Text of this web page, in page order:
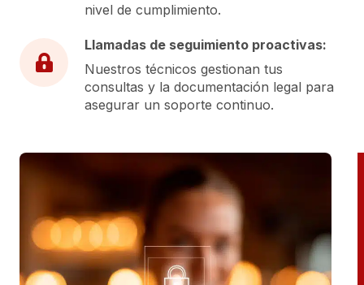
nivel de cumplimiento.
Llamadas de seguimiento proactivas:
Nuestros técnicos gestionan tus
consultas y la documentación legal para
asegurar un soporte continuo.